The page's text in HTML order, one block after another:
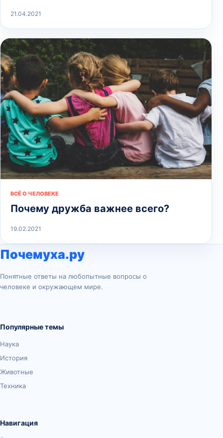
21.04.2021
ВСЁ О ЧЕЛОВЕКЕ
Почему дружба важнее всего?
19.02.2021
Почемуха.ру
Понятные ответы на любопытные вопросы о
человеке и окружающем мире.
Популярные темы
Наука
История
Животные
Техника
Навигация